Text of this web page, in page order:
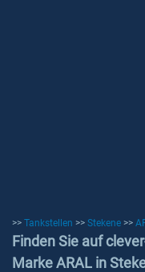
>> Tankstellen >> Stekene >>
Finden Sie auf
Marke ARAL in